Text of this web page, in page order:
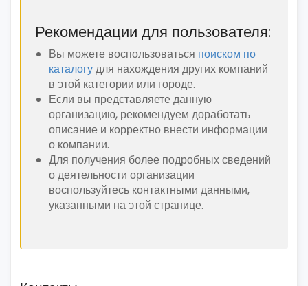
Рекомендации для пользователя:
Вы можете воспользоваться поиском по
каталогудля нахождения других компаний
в этой категории или городе.
Если вы представляете данную
организацию, рекомендуем доработать
описание и корректно внести информации
о компании.
Для получения более подробных сведений
о деятельности организации
воспользуйтесь контактными данными,
указанными на этой странице.